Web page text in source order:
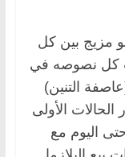
مزيج بين كل
كل نصوصه في
التنين)
الأولى
اليوم مع